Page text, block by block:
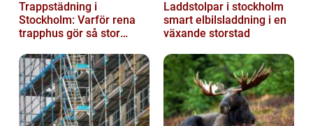
Trappstädning i
Stockholm: Varför rena
trapphus gör så stor
Laddstolpar i stockholm
smart elbilsladdning i en
växande storstad